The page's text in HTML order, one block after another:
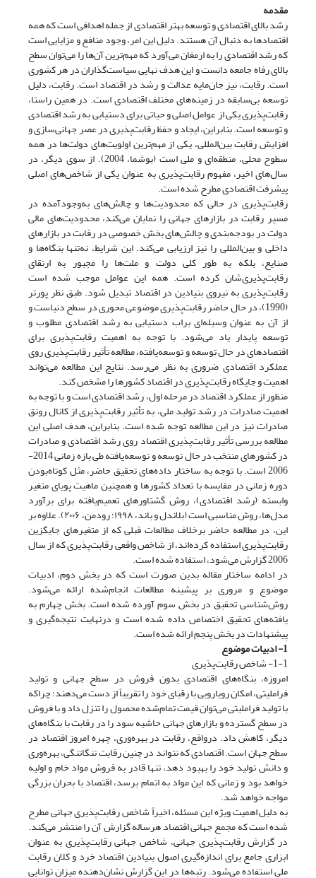
مقدمه
رشد بالای اقتصادی و توسعه بهتر اقتصادی از جمله اهدافی است که همه
اقتصادها به دنبال آن هستند. دلیل این امر، وجود منافع و مزایایی است
که رشد اقتصادی را به ارمغان می‌آورد که مهم‌ترین آن‌ها را می‌توان سطح
بالای رفاه جامعه دانست و این هدف نهایی سیاست‌گذاران در هر کشوری
است. رقابت، نیز جان‌مایه عدالت و رشد در اقتصاد است. رقابت، دلیل
توسعه بی‌سابقه در زمینه‌های مختلف اقتصادی است. در همین راستا،
رقابت‌پذیری یکی از عوامل اصلی و حیاتی برای دستیابی به رشد اقتصادی
و توسعه است. بنابراین، ایجاد و حفظ رقابت‌پذیری در عصر جهانی‌سازی و
افزایش رقابت بین‌المللی، یکی از مهم‌ترین اولویت‌های دولت‌ها در همه
سطوح محلی، منطقه‌ای و ملی است (بوشما، 2004). از سوی دیگر، در
سال‌های اخیر، مفهوم رقابت‌پذیری به عنوان یکی از شاخص‌های اصلی
پیشرفت اقتصادی مطرح شده ‌است.
رقابت‌پذیری در حالی که محدودیت‌ها و چالش‌های به‌وجود‌آمده در
مسیر رقابت در بازارهای جهانی را نمایان می‌کند، محدودیت‌های مالی
دولت در بودجه‌بندی و چالش‌های بخش خصوصی در رقابت در بازارهای
داخلی و بین‌المللی را نیز ارزیابی می‌کند. این شرایط، نه‌تنها بنگاه‌ها و
صنایع، بلکه به طور کلی دولت و ملت‌ها را مجبور به ارتقای
رقابت‌پذیری‌شان کرده است. همه این عوامل موجب شده است
رقابت‌پذیری به نیروی بنیادین در اقتصاد تبدیل شود. طبق نظر پورتر
(1990)، در حال حاضر رقابت‌پذیری موضوعی محوری در سطح دنیاست و
از آن به عنوان وسیله‌ای براب دستیابی به رشد اقتصادی مطلوب و
توسعه پایدار یاد می‌شود. با توجه به اهمیت رقابت‌پذیری برای
اقتصادهای در حال توسعه و توسعه‌یافته، مطالعه تأثیر رقابت‌پذیری روی
عملکرد اقتصادی ضروری به نظر می‌رسد. نتایج این مطالعه می‌تواند
اهمیت و جایگاه رقابت‌پذیری در اقتصاد کشورها را مشخص کند.
منظور از عملکرد اقتصاد در مرحله اول، رشد اقتصادی است و با توجه به
اهمیت صادرات در رشد تولید ملی، به تأثیر رقابت‌پذیری از کانال رونق
صادرات نیز در این مطالعه توجه شده است. بنابراین، هدف اصلی این
مطالعه بررسی تأثیر رقابت‌پذیری اقتصاد روی رشد اقتصادی و صادرات
در کشورهای منتخب در حال توسعه و توسعه‌یافته طی بازه زمانی 2014-
2006 است. با توجه به ساختار داده‌های تحقیق حاضر، مثل کوتاه‌بودن
دوره زمانی در مقایسه با تعداد کشورها و همچنین ماهیت پویای متغیر
وابسته (رشد اقتصادی)، روش گشتاورهای تعمیم‌یافته برای برآورد
مدل‌ها، روش مناسبی است (بلاندل و باند، ۱۹۹۸؛ رودمن، ۲۰۰۶). علاوه بر
این، در مطالعه حاضر برخلاف مطالعات قبلی که از متغیرهای جایگزین
رقابت‌پذیری استفاده کرده‌اند، از شاخص واقعی رقابت‌پذیری که از سال
2006 گزارش می‌شود، استفاده شده است.
در ادامه ساختار مقاله بدین صورت است که در بخش دوم، ادبیات
موضوع و مروری بر پیشینه مطالعات انجام‌شده ارائه می‌شود.
روش‌شناسی تحقیق در بخش سوم آورده شده است. بخش چهارم به
یافته‌های تحقیق اختصاص داده شده است و درنهایت نتیجه‌گیری و
پیشنهادات در بخش پنجم ارائه شده است.
1- ادبیات موضوع
1-1- شاخص رقابت‌پذیری
امروزه، بنگاه‌های اقتصادی بدون فروش در سطح جهانی و تولید
فراملیتی، امکان رویارویی با رقبای خود را تقریباً از دست می‌دهند؛ چراکه
با تولید فراملیتی می‌توان قیمت تمام‌شده محصول را تنزل داد و با فروش
در سطح گسترده و بازارهای جهانی حاشیه سود را در رقابت با بنگاه‌های
دیگر، کاهش داد. درواقع، رقابت در بهره‌وری، چهره امروز اقتصاد در
سطح جهان است. اقتصادی که نتواند در چنین رقابت تنگاتنگی، بهره‌وری
و دانش تولید خود را بهبود دهد، تنها قادر به فروش مواد خام و اولیه
خواهد بود و زمانی که این مواد به اتمام برسد، اقتصاد با بحران بزرگی
مواجه خواهد شد.
به دلیل اهمیت ویژه این مسئله، اخیراً شاخص رقابت‌پذیری جهانی مطرح
شده است که مجمع جهانی اقتصاد هرساله گزارش آن را منتشر می‌کند.
در گزارش رقابت‌پذیری جهانی، شاخص جهانی رقابت‌پذیری به عنوان
ابزاری جامع برای اندازه‌گیری اصول بنیادین اقتصاد خرد و کلان رقابت
ملی استفاده می‌شود. رتبه‌ها در این گزارش نشان‌دهنده میزان توانایی